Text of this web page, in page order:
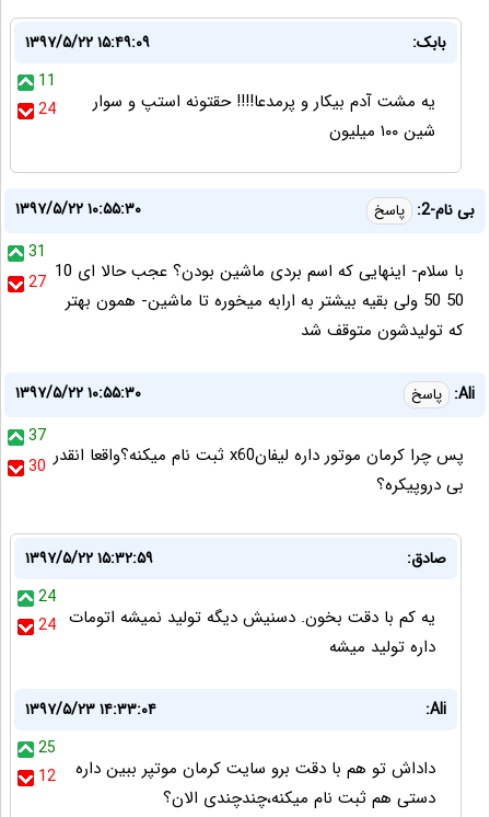
بابک:
۱۳۹۷/۵/۲۲ ۱۵:۴۹:۰۹
11
24
یه مشت آدم بیکار و پرمدعا!!!! حقتونه استپ و سوار
شین ۱۰۰ میلیون
بی نام-2: پاسخ
۱۳۹۷/۵/۲۲ ۱۰:۵۵:۳۰
31
27 با سلام- اینهایی که اسم بردی ماشین بودن؟ عجب حالا ای 10
50 50 ولی بقیه بیشتر به ارابه میخوره تا ماشین- همون بهتر
که تولیدشون متوقف شد
Ali: پاسخ
۱۳۹۷/۵/۲۲ ۱۰:۵۵:۳۰
37
30 پس چرا کرمان موتور داره لیفانx60 ثبت نام میکنه؟واقعا انقدر
بی دروپیکره؟
صادق:
۱۳۹۷/۵/۲۲ ۱۵:۳۲:۵۹
24
24 یه کم با دقت بخون. دسنیش دیگه تولید نمیشه اتومات
داره تولید میشه
Ali:
۱۳۹۷/۵/۲۳ ۱۴:۳۳:۰۴
25
12
داداش تو هم با دقت برو سایت کرمان موتپر ببین داره
دستی هم ثبت نام میکنه،چندچندی الان؟